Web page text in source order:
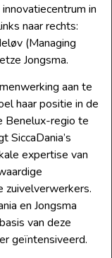
in
naar rechts:
(Managing
Jongsma.
aan te
haar positie in de
Benelux-regio te
SiccaDania’s
expertise van
zuivelverwerkers.
en Jongsma
van deze
geïntensiveerd.